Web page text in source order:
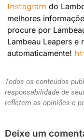
Instagram do
melhores
procure por
Lambeau Leapers e
automaticamente!
Todos os conteúdos
responsabilidade de
refletem as opiniões e
Deixe um